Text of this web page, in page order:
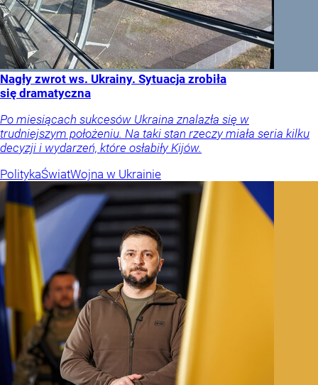
Nagły zwrot ws. Ukrainy. Sytuacja zrobiła
się dramatyczna
Po miesiącach sukcesów Ukraina znalazła się w
trudniejszym położeniu. Na taki stan rzeczy miała seria kilku
decyzji i wydarzeń, które osłabiły Kijów.
PolitykaŚwiatWojna w Ukrainie